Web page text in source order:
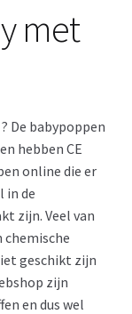
met
De babypoppen
hebben CE
online die er
in de
zijn. Veel van
geschikt zijn
zijn
en dus wel